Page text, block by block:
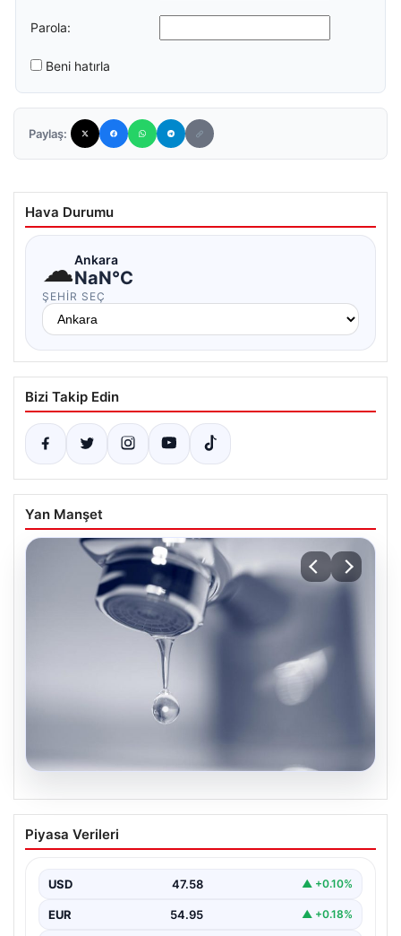
Parola:
Beni hatırla
Paylaş:
Hava Durumu
☁Ankara
NaN°C
ŞEHIR SEÇ
Bizi Takip Edin
Yan Manşet
İstanbul’un 8 İlçesinde 19 Saat Su
Kesintisi Planlanıyor: 5 Ağustos İSKİ
İstanbul Su ve Kanalizasyon İdaresi (İSKİ), önümüzdeki
kapsamında…
Piyasa Verileri
USD 47.58 ▲ +0.10%
EUR 54.95 ▲ +0.18%